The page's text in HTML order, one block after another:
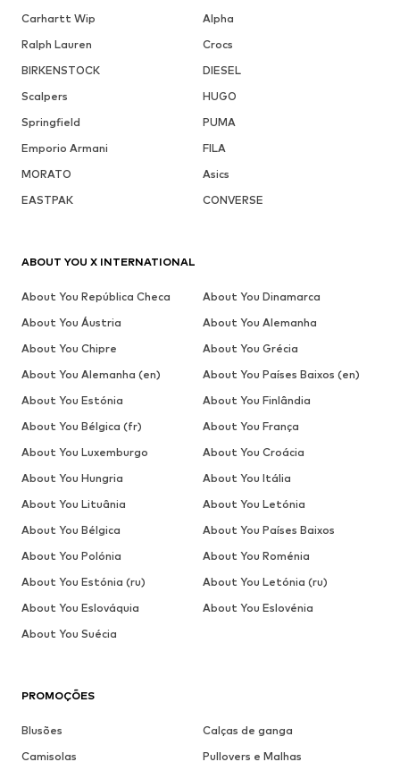
Carhartt Wip
Alpha
Ralph Lauren
Crocs
BIRKENSTOCK
DIESEL
Scalpers
HUGO
Springfield
PUMA
Emporio Armani
FILA
MORATO
Asics
EASTPAK
CONVERSE
PROMOÇÕES
Blusões
Calças de ganga
Camisolas
Pullovers e Malhas
ABOUT YOU X INTERNATIONAL
About You República Checa
About You Dinamarca
About You Áustria
About You Alemanha
About You Chipre
About You Grécia
About You Alemanha (en)
About You Países Baixos (en)
About You Estónia
About You Finlândia
About You Bélgica (fr)
About You França
About You Luxemburgo
About You Croácia
About You Hungria
About You Itália
About You Lituânia
About You Letónia
About You Bélgica
About You Países Baixos
About You Polónia
About You Roménia
About You Estónia (ru)
About You Letónia (ru)
About You Eslováquia
About You Eslovénia
About You Suécia